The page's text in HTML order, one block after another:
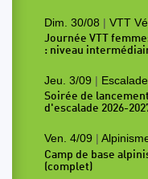
Dim. 30/08 | VTT
Journée VTT
: niveau
Jeu. 3/09 | Escalade
Soirée de
d'escalade 2026-
Ven. 4/09 |
Camp de base
(complet)